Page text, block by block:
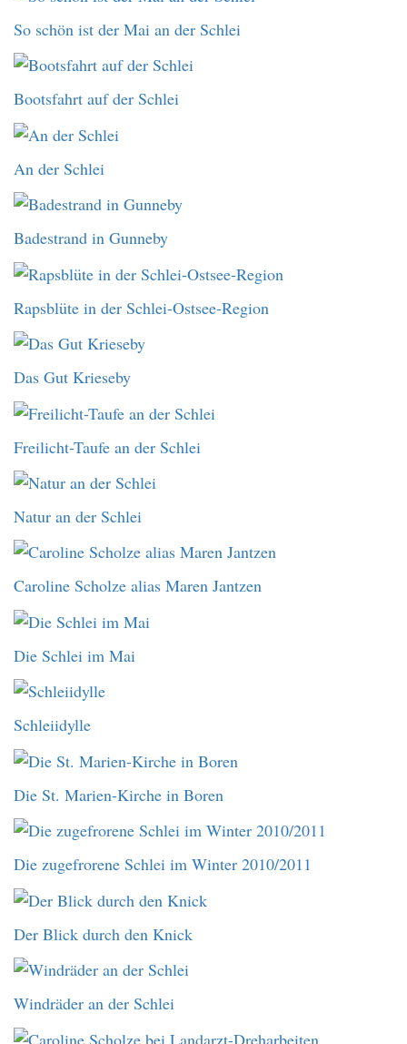
So schön ist der Mai an der Schlei
Bootsfahrt auf der Schlei
An der Schlei
Badestrand in Gunneby
Rapsblüte in der Schlei-Ostsee-Region
Das Gut Krieseby
Freilicht-Taufe an der Schlei
Natur an der Schlei
Caroline Scholze alias Maren Jantzen
Die Schlei im Mai
Schleiidylle
Die St. Marien-Kirche in Boren
Die zugefrorene Schlei im Winter 2010/2011
Der Blick durch den Knick
Windräder an der Schlei